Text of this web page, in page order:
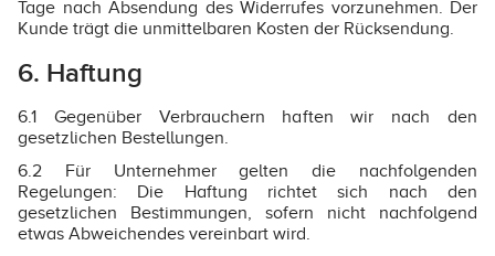
Tage nach Absendung des Widerrufes vorzunehmen. Der
Kunde trägt die unmittelbaren Kosten der Rücksendung.
6. Haftung
6.1 Gegenüber Verbrauchern haften wir nach den
gesetzlichen Bestellungen.
6.2 Für Unternehmer gelten die nachfolgenden
Regelungen: Die Haftung richtet sich nach den
gesetzlichen Bestimmungen, sofern nicht nachfolgend
etwas Abweichendes vereinbart wird.